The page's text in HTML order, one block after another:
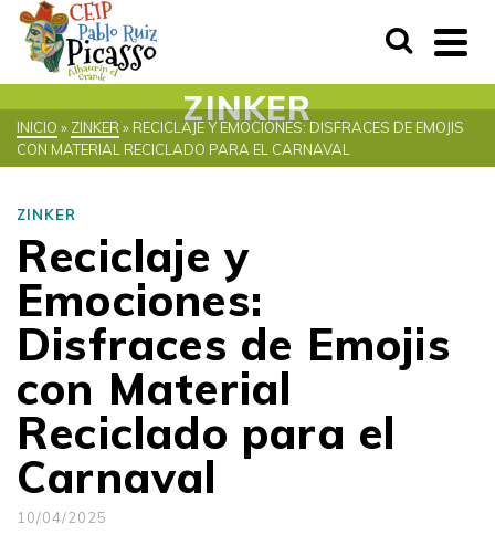
ZINKER
INICIO » ZINKER »RECICLAJE Y EMOCIONES: DISFRACES DE EMOJIS
CON MATERIAL RECICLADO PARA EL CARNAVAL
ZINKER
Reciclaje y
Emociones:
Disfraces de Emojis
con Material
Reciclado para el
Carnaval
10/04/2025